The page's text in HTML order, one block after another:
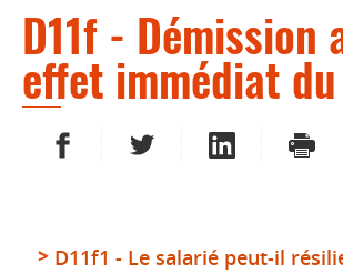
D11f - Démission
effet immédiat
PARTAGER SUR FACEBOOK
PARTAGER SUR TWITTER
PARTAGER SUR
D11f1 - Le salarié peut-il